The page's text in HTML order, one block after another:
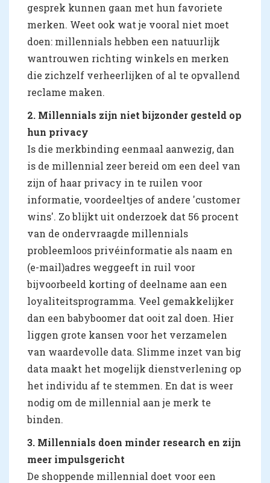
gesprek kunnen gaan met hun favoriete
merken. Weet ook wat je vooral niet moet
doen: millennials hebben een natuurlijk
wantrouwen richting winkels en merken
die zichzelf verheerlijken of al te opvallend
reclame maken.
2. Millennials zijn niet bijzonder gesteld op
hun privacy
Is die merkbinding eenmaal aanwezig, dan
is de millennial zeer bereid om een deel van
zijn of haar privacy in te ruilen voor
informatie, voordeeltjes of andere 'customer
wins'. Zo blijkt uit onderzoek dat 56 procent
van de ondervraagde millennials
probleemloos privéinformatie als naam en
(e-mail)adres weggeeft in ruil voor
bijvoorbeeld korting of deelname aan een
loyaliteitsprogramma. Veel gemakkelijker
dan een babyboomer dat ooit zal doen. Hier
liggen grote kansen voor het verzamelen
van waardevolle data. Slimme inzet van big
data maakt het mogelijk dienstverlening op
het individu af te stemmen. En dat is weer
nodig om de millennial aan je merk te
binden.
3. Millennials doen minder research en zijn
meer impulsgericht
De shoppende millennial doet voor een